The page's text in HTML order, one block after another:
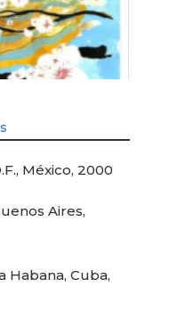
México, 2000
Aires,
Habana, Cuba,